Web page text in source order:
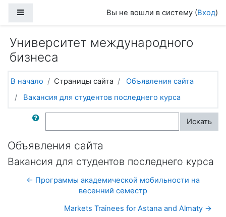
Вы не вошли в систему (Вход)
Университет международного
бизнеса
В начало Страницы сайта
Объявления сайта
Вакансия для студентов последнего курса
Поиск по форумам Искать
Объявления сайта
Вакансия для студентов последнего курса
← Программы академической мобильности на
весенний семестр
Markets Trainees for Astana and Almaty →